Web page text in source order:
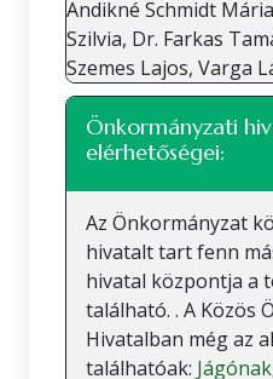
Andikné Schmidt
Szilvia, Dr. Farkas
Szemes Lajos, Varga
Önkormányzati
elérhetőségei:
Az Önkormányzat
hivatalt tart fenn
hivatal központja a
található. . A Közös
Hivatalban még az
találhatóak: Jágónak